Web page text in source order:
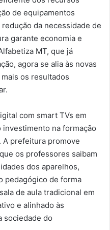
de equipamentos
da necessidade de
garante economia e
MT, que já
agora se alia às novas
os resultados
com smart TVs em
na formação
A prefeitura promove
os professores saibam
dos aparelhos,
pedagógico de forma
de aula tradicional em
e alinhado às
sociedade do